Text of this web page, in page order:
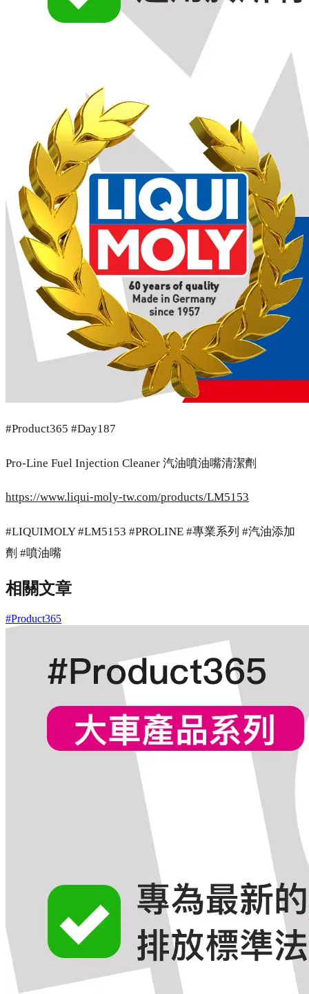
#Product365 #Day187
Pro-Line Fuel Injection Cleaner 汽油噴油嘴清潔劑
https://www.liqui-moly-tw.com/products/LM5153
#LIQUIMOLY #LM5153 #PROLINE #專業系列 #汽油添加
劑 #噴油嘴
相關文章
#Product365